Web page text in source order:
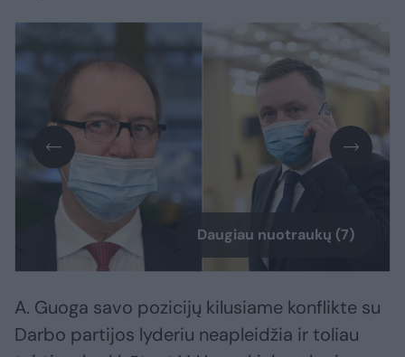
Daugiau nuotraukų (7)
A. Guoga savo pozicijų kilusiame konflikte su
Darbo partijos lyderiu neapleidžia ir toliau